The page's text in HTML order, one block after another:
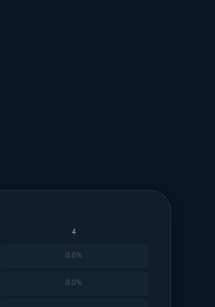
4
0.0%
0.0%